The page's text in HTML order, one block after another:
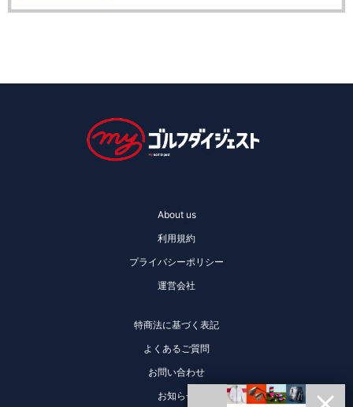
About us
利用規約
プライバシーポリシー
運営会社
特商法に基づく表記
よくあるご質問
お問い合わせ
お知らせ